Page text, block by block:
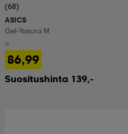
(68)
ASICS
Gel-Yasura M
86,99
Suositushinta 139,-